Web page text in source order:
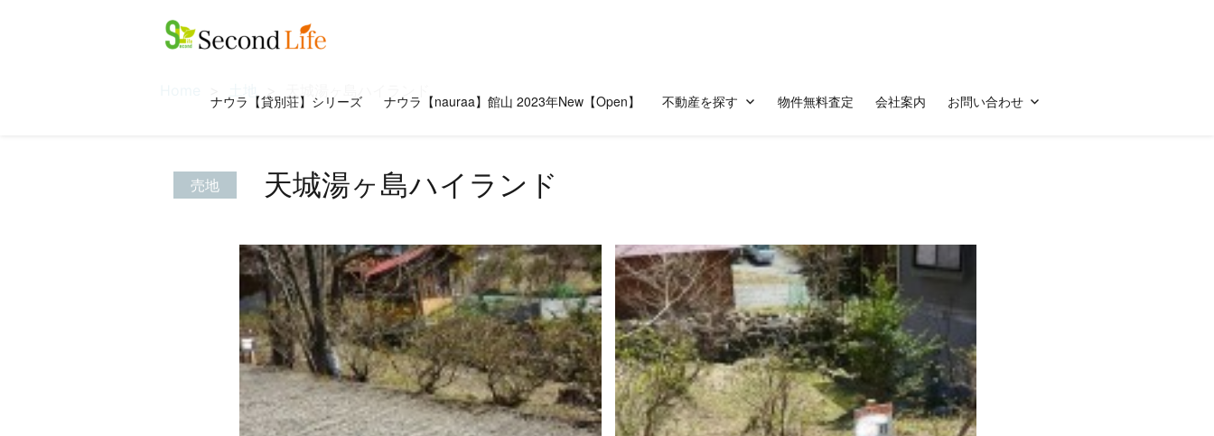
ナウラ【貸別荘】シリーズ ナウラ【nauraa】館山 2023年New【Open】 不動産を探す 物件無料査定 会社案内 お問い合わせ
売地 天城湯ヶ島ハイランド